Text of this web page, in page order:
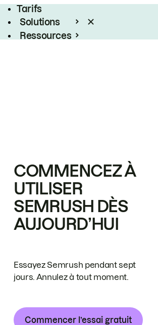
Tarifs
Solutions
Ressources
COMMENCEZ À
UTILISER
SEMRUSH DÈS
AUJOURD’HUI
Essayez Semrush pendant sept
jours. Annulez à tout moment.
Commencer l’essai gratuit